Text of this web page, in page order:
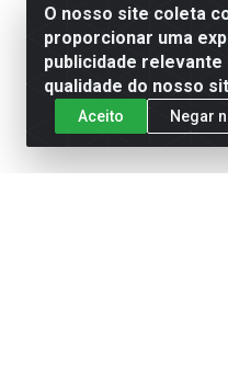
O nosso site coleta
proporcionar uma
publicidade
qualidade do nosso
Aceito Negar